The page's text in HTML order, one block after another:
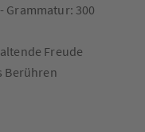
Grammatur: 300
Freude
Berühren